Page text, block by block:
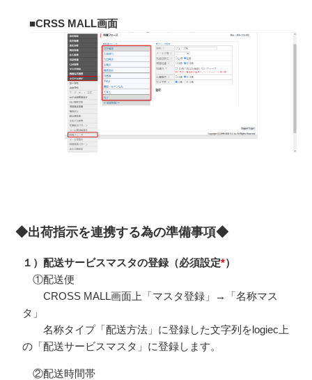
■CRSS MALL画面
◆出荷指示を連携する為の準備事項◆
１）配送サービスマスタの登録（必須設定*）
①配送便
CROSS MALL画面上「マスタ登録」→「名称マス
タ」
名称タイプ「配送方法」に登録した文字列をlogiec上
の「配送サービスマスタ」に登録します。
②配送時間帯